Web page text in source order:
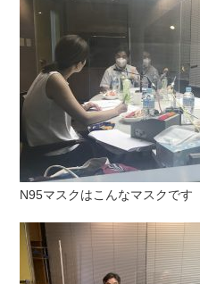
N95マスクはこんなマスクです